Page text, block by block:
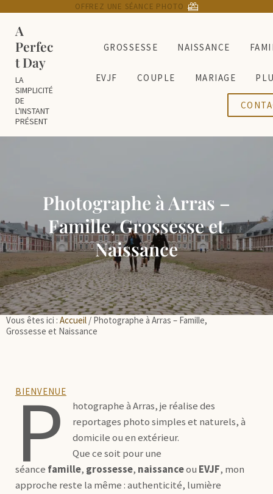
Passer au contenu principal
Skip to header right navigation
Skip to site footerOFFREZ UNE SÉANCE PHOTO →
A
Perfec
t Day
LA
SIMPLICITÉ
DE
L'INSTANT
PRÉSENT
GROSSESSE NAISSANCE
EVJF COUPLE MARIAGE
Photographe à Arras –
Famille, Grossesse et
Naissance
Vous êtes ici : Accueil / Photographe à Arras – Famille,
Grossesse et Naissance
BIENVENUE
P
hotographe à Arras, je réalise des
reportages photo simples et naturels, à
domicile ou en extérieur.
Que ce soit pour une
séance famille, grossesse, naissanceou EVJF, mon
approche reste la même : authenticité, lumière